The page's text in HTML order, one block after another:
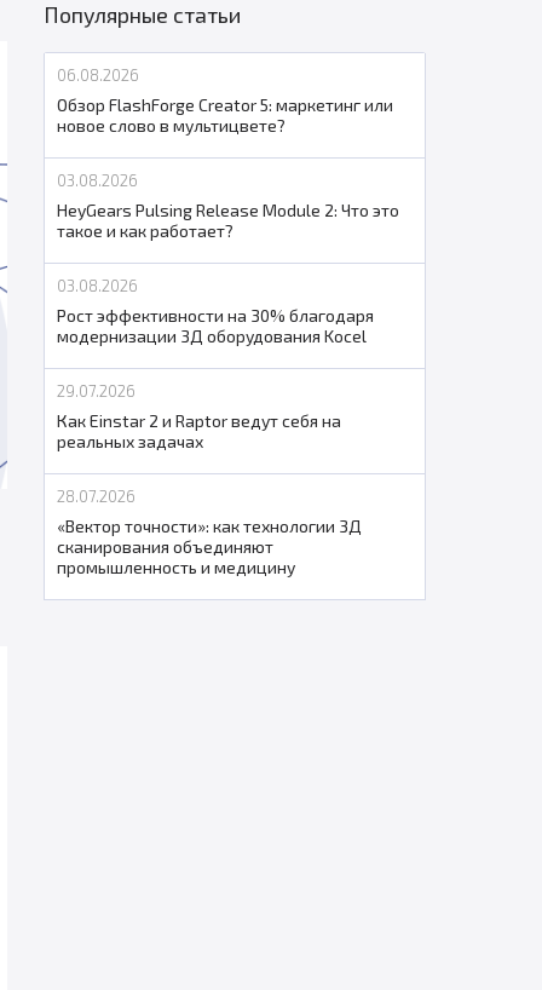
Популярные статьи
06.08.2026
Обзор FlashForge Creator 5: маркетинг или
новое слово в мультицвете?
03.08.2026
HeyGears Pulsing Release Module 2: Что это
такое и как работает?
03.08.2026
Рост эффективности на 30% благодаря
модернизации 3Д оборудования Kocel
29.07.2026
Как Einstar 2 и Raptor ведут себя на
реальных задачах
28.07.2026
«Вектор точности»: как технологии 3Д
сканирования объединяют
промышленность и медицину